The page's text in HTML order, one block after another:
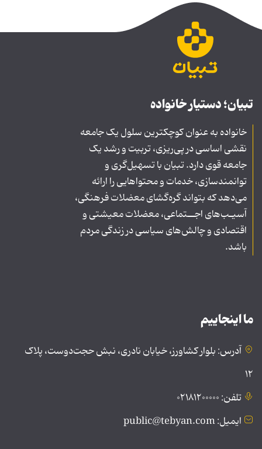
تبیان؛ دستیار خانواده
خانواده به عنوان کوچکترین سلول یک جامعه
نقشی اساسی در پی‌ریزی، تربیت و رشد یک
جامعه قوی دارد. تبیان با تسهیل‌گری و
توانمندسازی، خدمات و محتواهایی را ارائه
می‌دهد که بتواند گره‌گشای معضلات فرهنگی،
آسیـب‌های اجــتماعی، معضلات معیشتی و
اقتصادی و چالش‌های سیاسی در زندگی مردم
باشد.
ما اینجاییم
آدرس: بلوار کشاورز، خیابان نادری، نبش حجت‌دوست، پلاک
۱۲
تلفن: ۰۲۱۸۱۲۰۰۰۰۰
ایمیل: public@tebyan.com